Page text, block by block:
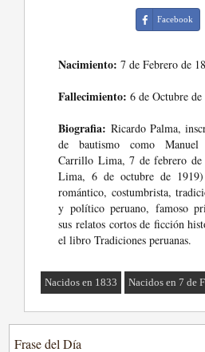
Facebook
Nacimiento: 7 de Febrero de
Fallecimiento: 6 de Octubre
Biografia: Ricardo Palma,
de bautismo como Manuel
Carrillo Lima, 7 de febrero de
Lima, 6 de octubre de
romántico, costumbrista,
y político peruano, famoso
sus relatos cortos de ficción
el libro Tradiciones peruanas.
Nacidos en 1833 Nacidos en 7 de
Frase del Día